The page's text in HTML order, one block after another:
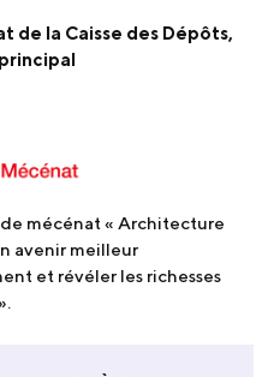
de la Caisse des Dépôts,
mécénat « Architecture
avenir meilleur
et révéler les richesses